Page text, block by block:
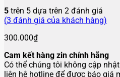
5 trên 5 dựa trên 2 đánh giá
(3 đánh giá của khách hàng)
300.000₫
Cam kết hàng zin chính hãng
Có thể chúng tôi không cập
liên hệ hotline để được báo giá